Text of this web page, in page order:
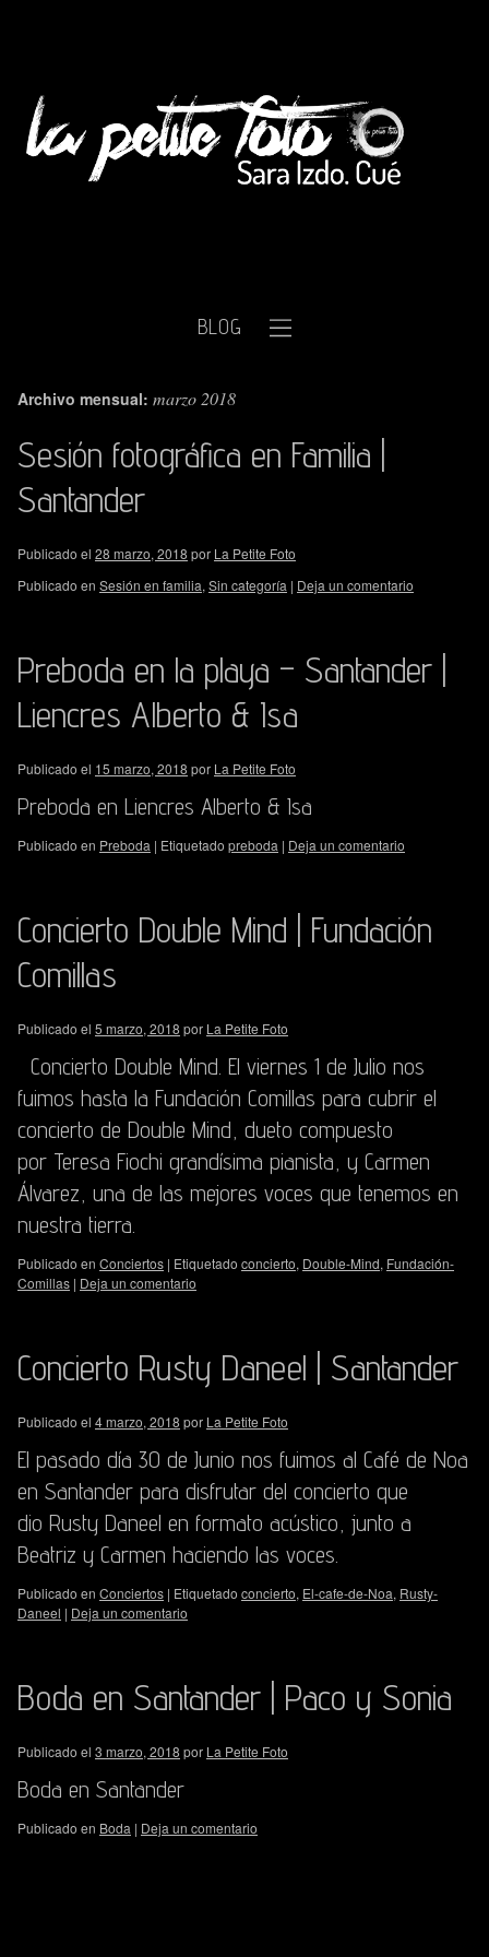
BLOG
Archivo mensual: marzo 2018
Sesión fotográfica en Familia |
Santander
Publicado el 28 marzo, 2018 por La Petite Foto
Publicado en Sesión en familia, Sin categoría | Deja un comentario
Preboda en la playa – Santander |
Liencres Alberto & Isa
Publicado el 15 marzo, 2018 por La Petite Foto
Preboda en Liencres Alberto & Isa
Publicado en Preboda | Etiquetado preboda | Deja un comentario
Concierto Double Mind | Fundación
Comillas
Publicado el 5 marzo, 2018 por La Petite Foto
Concierto Double Mind. El viernes 1 de Julio nos
fuimos hasta la Fundación Comillas para cubrir el
concierto de Double Mind, dueto compuesto
por Teresa Fiochi grandísima pianista, y Carmen
Álvarez, una de las mejores voces que tenemos en
nuestra tierra.
Publicado en Conciertos | Etiquetado concierto, Double-Mind, Fundación-
Comillas | Deja un comentario
Concierto Rusty Daneel | Santander
Publicado el 4 marzo, 2018 por La Petite Foto
El pasado día 30 de Junio nos fuimos al Café de Noa
en Santander para disfrutar del concierto que
dio Rusty Daneel en formato acústico, junto a
Beatriz y Carmen haciendo las voces.
Publicado en Conciertos | Etiquetado concierto, El-cafe-de-Noa, Rusty-
Daneel | Deja un comentario
Boda en Santander | Paco y Sonia
Publicado el 3 marzo, 2018 por La Petite Foto
Boda en Santander
Publicado en Boda | Deja un comentario